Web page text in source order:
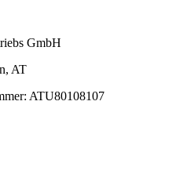
GmbH
AT
ATU80108107